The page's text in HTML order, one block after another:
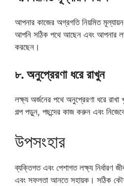
আপনার কাজের অগ্রগতি নিয়মিত
আপনি সঠিক পথে আছেন এবং আপনার
করছেন।
৮. অনুপ্রেরণা ধরে রাখুন
লক্ষ্য অর্জনের পথে অনুপ্রেরণা ধরে
গল্প পড়ুন, পছন্দের কাজ করুন এবং
উপসংহার
ব্যক্তিগত এবং পেশাগত লক্ষ্য নির্ধারণ
এবং সফলতা আনতে সহায়ক। সঠিক